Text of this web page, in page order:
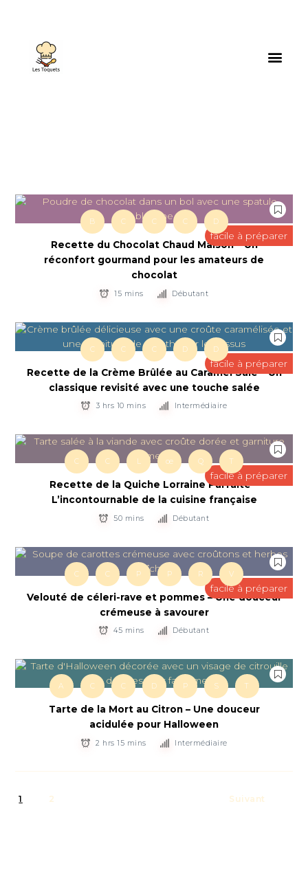
facile à préparer
B C C C D
Recette du Chocolat Chaud Maison – Un
réconfort gourmand pour les amateurs de
chocolat
15 mins Débutant
facile à préparer
C C C D D
Recette de la Crème Brûlée au Caramel Salé – Un
classique revisité avec une touche salée
3 hrs 10 mins Intermédiaire
facile à préparer
C C L œ Q T
Recette de la Quiche Lorraine Parfaite –
L’incontournable de la cuisine française
50 mins Débutant
facile à préparer
C C P P R V
Velouté de céleri-rave et pommes – Une douceur
crémeuse à savourer
45 mins Débutant
A C C D P S T
Tarte de la Mort au Citron – Une douceur
acidulée pour Halloween
2 hrs 15 mins Intermédiaire
1 2 Suivant